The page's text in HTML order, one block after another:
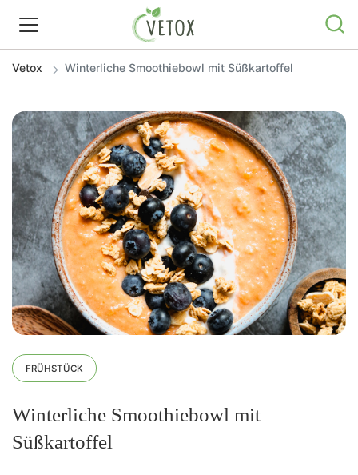
REZEPTWELT
WISSEN
SHOP
GRATIS ERNÄHRUNGSTIPPS
Vetox Winterliche Smoothiebowl mit Süßkartoffel
FRÜHSTÜCK
Winterliche Smoothiebowl mit
Süßkartoffel